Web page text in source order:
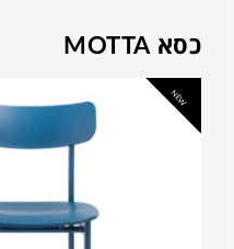
כסא MOTTA
NEW